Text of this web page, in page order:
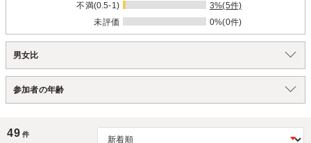
不満(0.5-1)
3%(5件)
未評価
0%(0件)
男女比
参加者の年齢
49 件